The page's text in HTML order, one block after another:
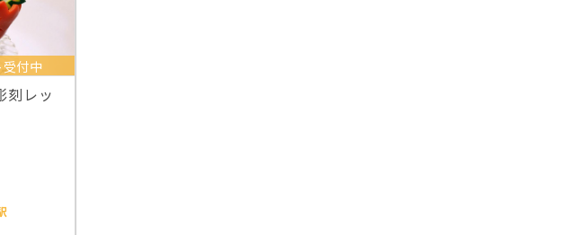
付中
刻レッ